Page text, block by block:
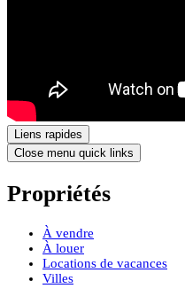
Liens rapides
Close menu quick links
Propriétés
À vendre
À louer
Locations de vacances
Villes